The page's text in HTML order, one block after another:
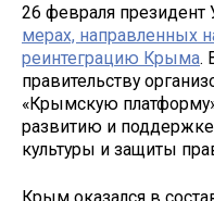
26 февраля президент
мерах, направленных
реинтеграцию Крыма.
правительству
«Крымскую
развитию и
культуры и защиты